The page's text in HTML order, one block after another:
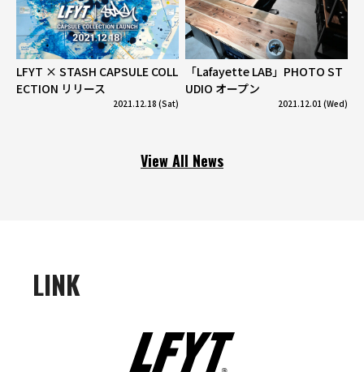
LFYT × STASH CAPSULE COLL
ECTION リリース
2021.12.18 (Sat)
「Lafayette LAB」PHOTO ST
UDIO オープン
2021.12.01 (Wed)
View All News
LINK